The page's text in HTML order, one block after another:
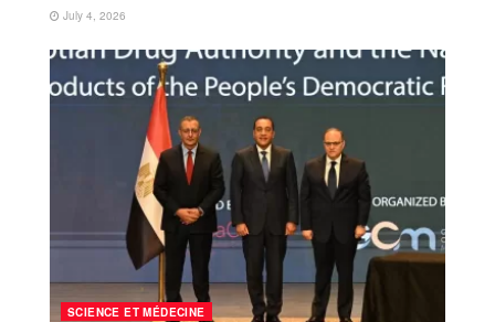
July 4, 2026
SCIENCE ET MÉDECINE